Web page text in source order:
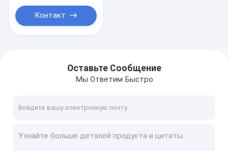
Контакт
Оставьте Сообщение
Мы Ответим Быстро